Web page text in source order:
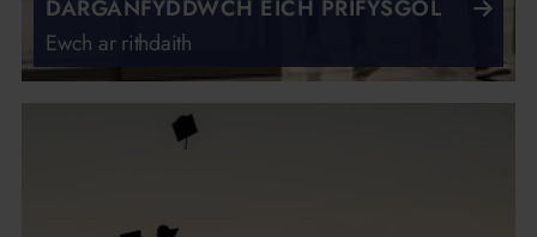
DARGANFYDDWCH EICH PRIFYSGOL
Ewch ar rithdaith